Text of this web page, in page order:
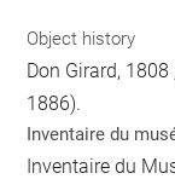
Object history
Don Girard,
1886).
Inventaire du
Inventaire du